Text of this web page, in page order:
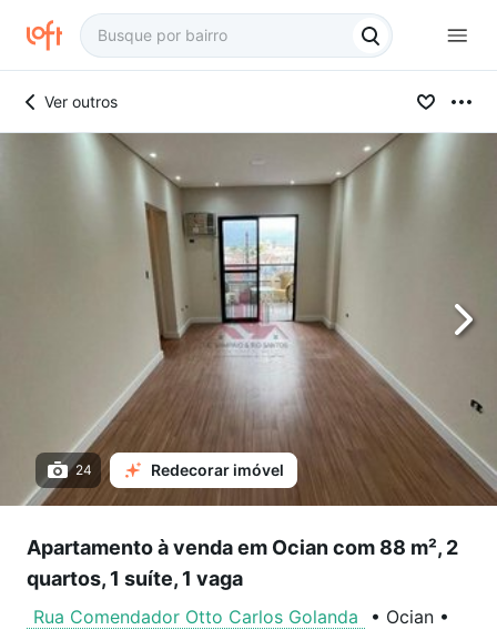
Ver outros
24 Redecorar imóvel
Apartamento à venda em Ocian com 88 m², 2
quartos, 1 suíte, 1 vaga
Rua Comendador Otto Carlos Golanda • Ocian •